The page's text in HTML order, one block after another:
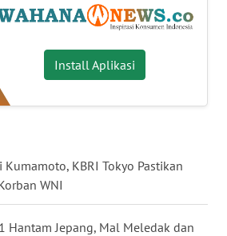
Install Aplikasi
Kumamoto, KBRI Tokyo Pastikan
WNI
Hantam Jepang, Mal Meledak dan